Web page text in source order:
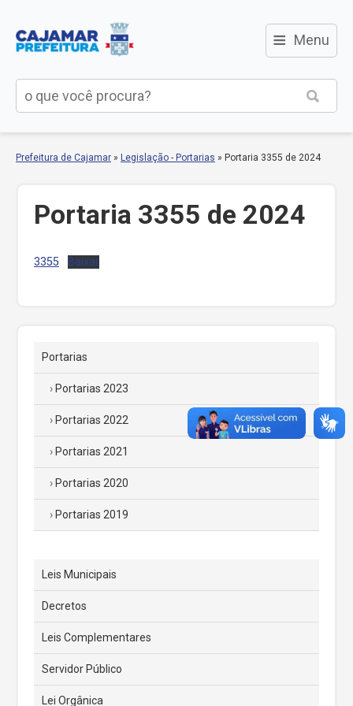
≡ Menu
Prefeitura de Cajamar » Legislação - Portarias » Portaria 3355 de 2024
Portaria 3355 de 2024
3355 Baixar
Portarias
Portarias 2023
Portarias 2022
Portarias 2021
Portarias 2020
Portarias 2019
Leis Municipais
Decretos
Leis Complementares
Servidor Público
Lei Orgânica